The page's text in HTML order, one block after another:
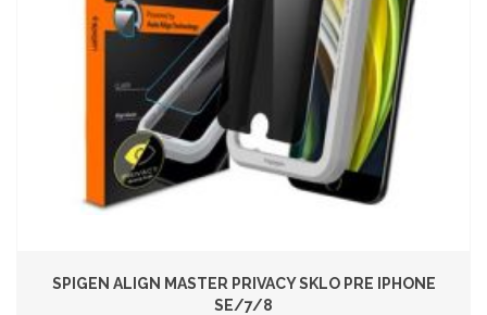
SPIGEN ALIGN MASTER PRIVACY SKLO PRE IPHONE
SE/7/8